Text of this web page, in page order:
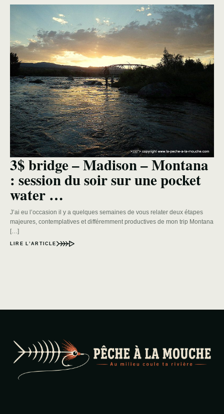
3$ bridge – Madison – Montana
: session du soir sur une pocket
water …
J’ai eu l’occasion il y a quelques semaines de vous relater deux étapes
majeures, contemplatives et différemment productives de mon trip Montana
[…]
LIRE L’ARTICLE